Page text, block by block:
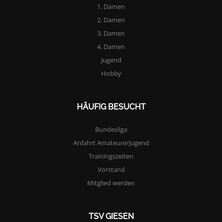
1. Damen
2. Damen
3. Damen
4. Damen
Jugend
Hobby
HÄUFIG BESUCHT
Bundesliga
Anfahrt Amateure/Jugend
Trainingszeiten
Vorstand
Mitglied werden
TSV GIESEN